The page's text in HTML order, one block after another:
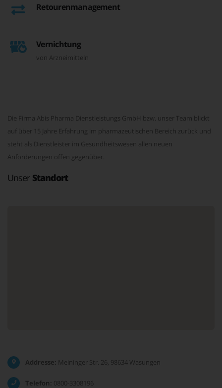
Retourenmanagement
Vernichtung
von Arzneimitteln
Die Firma Abis Pharma Dienstleistungs GmbH bzw. unser Team blickt
auf über 15 Jahre Erfahrung im pharmazeutischen Bereich zurück und
steht als Dienstleister im Gesundheitswesen allen neuen
Anforderungen offen gegenüber.
Unser Standort
Addresse: Meininger Str. 26, 98634 Wasungen
Telefon: 0800-3308196